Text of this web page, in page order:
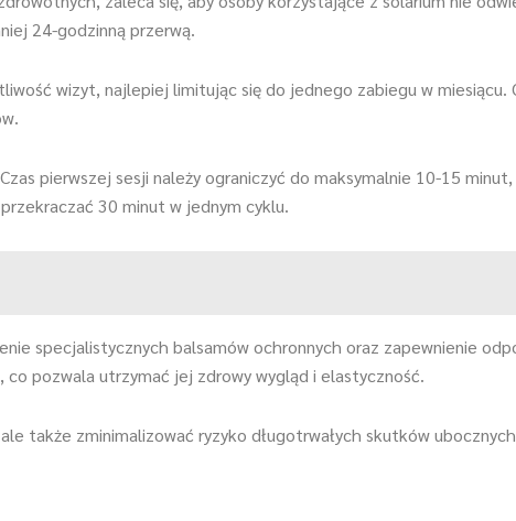
24-godzinną przerwą.
wizyt, najlepiej limitując się do jednego zabiegu w miesiącu.
pierwszej sesji należy ograniczyć do maksymalnie 10-15
30 minut w jednym cyklu.
specjalistycznych balsamów ochronnych oraz zapewnienie
pozwala utrzymać jej zdrowy wygląd i elastyczność.
także zminimalizować ryzyko długotrwałych skutków